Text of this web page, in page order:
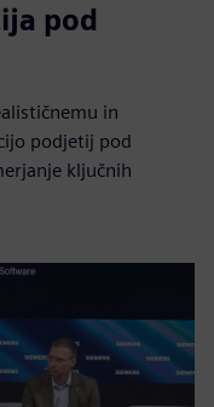
pod
in
podjetij pod
ključnih